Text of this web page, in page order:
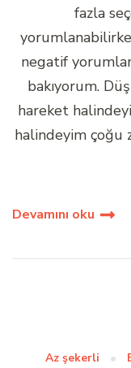
fazla
negatif
bakıyorum.
hareket
halindeyim çoğu
Devamını oku
Az şekerli